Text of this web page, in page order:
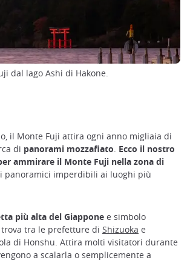
dal lago Ashi di Hakone.
il Monte Fuji attira ogni anno migliaia di
di panorami mozzafiato Ecco il nostro
ammirare il Monte Fuji nella zona di
panoramici imperdibili ai luoghi più
più alta del Giappone e simbolo
tra le prefetture di Shizuoka e
di Honshu. Attira molti visitatori durante
a scalarla o semplicemente a